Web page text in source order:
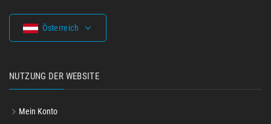
Österreich
NUTZUNG DER WEBSITE
Mein Konto